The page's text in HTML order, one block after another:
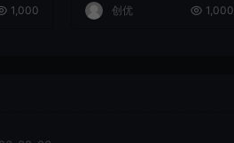
1,000 创优 1,000